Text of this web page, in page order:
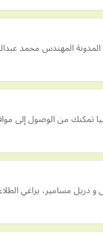
المدونة المهندس محمد
دريل مسامير، براغي